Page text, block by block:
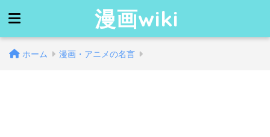
漫画wiki
ホーム 漫画・アニメの名言